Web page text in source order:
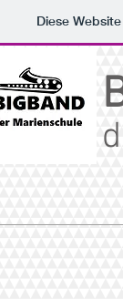
Diese